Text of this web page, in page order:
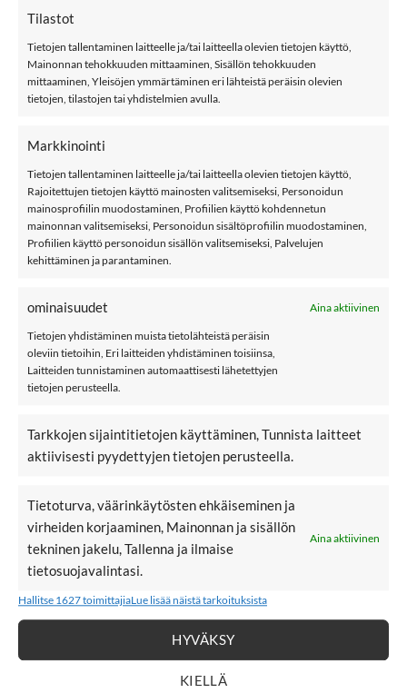
Tilastot
Tietojen tallentaminen laitteelle ja/tai laitteella olevien tietojen käyttö,
Mainonnan tehokkuuden mittaaminen, Sisällön tehokkuuden
mittaaminen, Yleisöjen ymmärtäminen eri lähteistä peräisin olevien
tietojen, tilastojen tai yhdistelmien avulla.
Markkinointi
Tietojen tallentaminen laitteelle ja/tai laitteella olevien tietojen käyttö,
Rajoitettujen tietojen käyttö mainosten valitsemiseksi, Personoidun
mainosprofiilin muodostaminen, Profiilien käyttö kohdennetun
mainonnan valitsemiseksi, Personoidun sisältöprofiilin muodostaminen,
Profiilien käyttö personoidun sisällön valitsemiseksi, Palvelujen
kehittäminen ja parantaminen.
ominaisuudet Aina aktiivinen
Tietojen yhdistäminen muista tietolähteistä peräisin
oleviin tietoihin, Eri laitteiden yhdistäminen toisiinsa,
Laitteiden tunnistaminen automaattisesti lähetettyjen
tietojen perusteella.
Tarkkojen sijaintitietojen käyttäminen, Tunnista laitteet
aktiivisesti pyydettyjen tietojen perusteella.
Tietoturva, väärinkäytösten ehkäiseminen ja
virheiden korjaaminen, Mainonnan ja sisällön
tekninen jakelu, Tallenna ja ilmaise
tietosuojavalintasi.
Aina aktiivinen
Hallitse 1627 toimittajiaLue lisää näistä tarkoituksista
HYVÄKSY
KIELLÄ
MANY MORININGS
aikuisten
ERIPARISUKAT, UNO
9,99€
MANY MORININGS
aikuisten
ERIPARISUKAT, City
POMPULAT
LISÄÄ
BUTTERFLY, Mint
TROPICAL
SEASHELL, Sand
KORVAKORUT
SUOSIKKEIHIN